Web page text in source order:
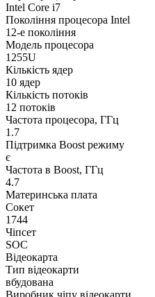
Intel Core i7
Покоління процесора Intel
12-е покоління
Модель процесора
1255U
Кількість ядер
10 ядер
Кількість потоків
12 потоків
Частота процесора, ГГц
1.7
Підтримка Boost режиму
є
Частота в Boost, ГГц
4.7
Материнська плата
Сокет
1744
Чіпсет
SOC
Відеокарта
Тип відеокарти
вбудована
Виробник чіпу відеокарти